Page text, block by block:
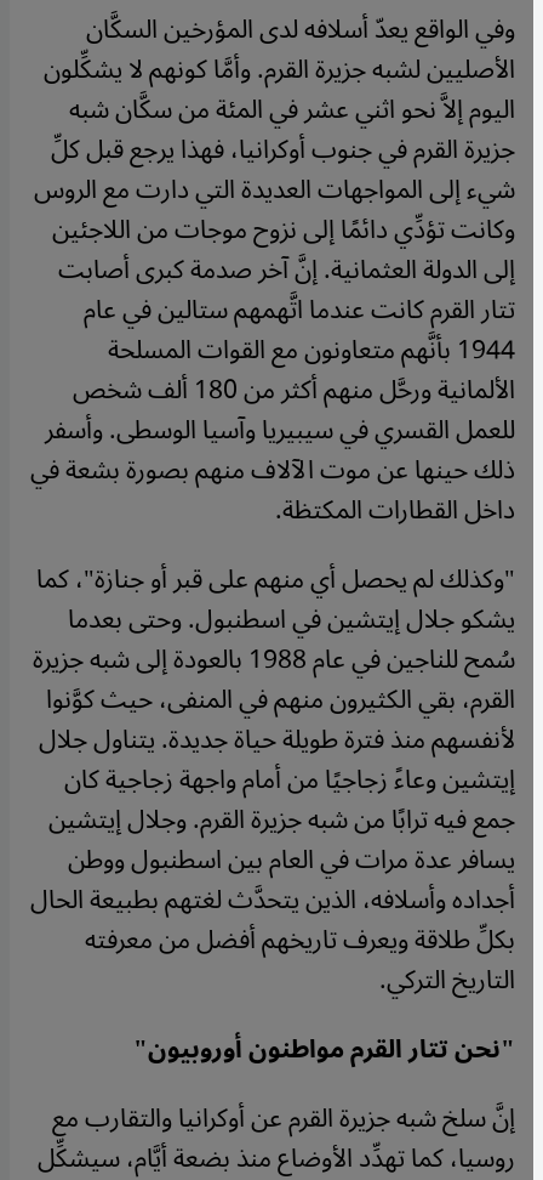
وفي الواقع يعدّ أسلافه لدى المؤرخين السكَّان
الأصليين لشبه جزيرة القرم. وأمَّا كونهم لا يشكِّلون
اليوم إلاَّ نحو اثني عشر في المئة من سكَّان شبه
جزيرة القرم في جنوب أوكرانيا، فهذا يرجع قبل كلِّ
شيء إلى المواجهات العديدة التي دارت مع الروس
وكانت تؤدِّي دائمًا إلى نزوح موجات من اللاجئين
إلى الدولة العثمانية. إنَّ آخر صدمة كبرى أصابت
تتار القرم كانت عندما اتَّهمهم ستالين في عام
1944 بأنَّهم متعاونون مع القوات المسلحة
الألمانية ورحَّل منهم أكثر من 180 ألف شخص
للعمل القسري في سيبيريا وآسيا الوسطى. وأسفر
ذلك حينها عن موت الآلاف منهم بصورة بشعة في
داخل القطارات المكتظة.
"وكذلك لم يحصل أي منهم على قبر أو جنازة"، كما
يشكو جلال إيتشين في اسطنبول. وحتى بعدما
سُمح للناجين في عام 1988 بالعودة إلى شبه جزيرة
القرم، بقي الكثيرون منهم في المنفى، حيث كوَّنوا
لأنفسهم منذ فترة طويلة حياة جديدة. يتناول جلال
إيتشين وعاءً زجاجيًا من أمام واجهة زجاجية كان
جمع فيه ترابًا من شبه جزيرة القرم. وجلال إيتشين
يسافر عدة مرات في العام بين اسطنبول ووطن
أجداده وأسلافه، الذين يتحدَّث لغتهم بطبيعة الحال
بكلِّ طلاقة ويعرف تاريخهم أفضل من معرفته
التاريخ التركي.
"نحن تتار القرم مواطنون أوروبيون"
إنَّ سلخ شبه جزيرة القرم عن أوكرانيا والتقارب مع
روسيا، كما تهدِّد الأوضاع منذ بضعة أيَّام، سيشكِّل